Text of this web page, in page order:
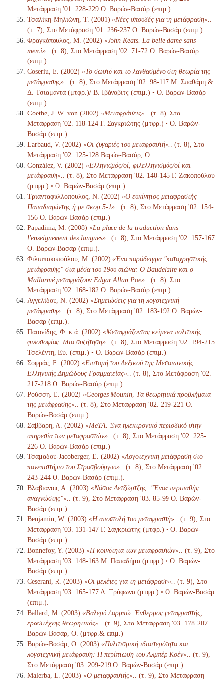
Μετάφραση '01. 228-229 Ο. Βαρών-Βασάρ (επιμ.).
Τσαλίκη-Μηλιώνη, Τ. (2001) «Νέες σπουδές για τη μετάφραση».
(τ. 7), Στο Μετάφραση '01. 236-237 Ο. Βαρών-Βασάρ (επιμ.).
Φραγκόπουλος, Μ. (2002) «John Keats. La belle dame sans
merci».
. (τ. 8), Στο Μετάφραση '02. 71-72 Ο. Βαρών-Βασάρ
(επιμ.).
Coseriu, E. (2002) «Το σωστό και το λανθασμένο στη θεωρία της
μετάφρασης».
. (τ. 8), Στο Μετάφραση '02. 98-117 Μ. Σπαθάρη &
Δ. Τσιαμαντά (μτφρ.)/ Β. Ιβάνοβιτς (επιμ.) • Ο. Βαρών-Βασάρ
(επιμ.).
Goethe, J. W. von (2002) «Μεταφράσεις».
. (τ. 8), Στο
Μετάφραση '02. 118-124 Γ. Σαγκριώτης (μτφρ.) • Ο. Βαρών-
Βασάρ (επιμ.).
Larbaud, V. (2002) «Οι ζυγαριές του μεταφραστή».
. (τ. 8), Στο
Μετάφραση '02. 125-128 Βαρών-Βασάρ, Ο.
González, V. (2002) «Ελληνισμός/οί, φιλελληνισμός/οί και
μετάφραση».
. (τ. 8), Στο Μετάφραση '02. 140-145 Γ. Ζακοπούλου
(μτφρ.) • Ο. Βαρών-Βασάρ (επιμ.).
Τριανταφυλλόπουλος, Ν. (2002) «Ο ευκίνητος μεταφραστής
Παπαδιαμάντης ή με σκορ 5-1».
. (τ. 8), Στο Μετάφραση '02. 154-
156 Ο. Βαρών-Βασάρ (επιμ.).
Papadima, M. (2008) «La place de la traduction dans
l'enseignement des langues».
. (τ. 8), Στο Μετάφραση '02. 157-167
Ο. Βαρών-Βασάρ (επιμ.).
Φιλιππακοπούλου, Μ. (2002) «Ένα παράδειγμα "καταχρηστικής
μετάφρασης" στα μέσα του 19ου αιώνα: Ο Baudelaire και ο
Mallarmé μεταφράζουν Edgar Allan Poe».
. (τ. 8), Στο
Μετάφραση '02. 168-182 Ο. Βαρών-Βασάρ (επιμ.).
Αγγελίδου, Ν. (2002) «Σημειώσεις για τη λογοτεχνική
μετάφραση».
. (τ. 8), Στο Μετάφραση '02. 183-192 Ο. Βαρών-
Βασάρ (επιμ.).
Παιονίδης, Φ. κ.ά. (2002) «Μεταφράζοντας κείμενα πολιτικής
φιλοσοφίας. Μια συζήτηση».
. (τ. 8), Στο Μετάφραση '02. 194-215
Τσελέντη, Ευ. (επιμ.) • Ο. Βαρών-Βασάρ (επιμ.).
Σοφράς, Ε. (2002) «Επιτομή του Λεξικού της Μεσαιωνικής
Ελληνικής Δημώδους Γραμματείας».
. (τ. 8), Στο Μετάφραση '02.
217-218 Ο. Βαρών-Βασάρ (επιμ.).
Ρούσση, Ε. (2002) «Georges Mounin, Tα θεωρητικά προβλήματα
της μετάφρασης».
. (τ. 8), Στο Μετάφραση '02. 219-221 Ο.
Βαρών-Βασάρ (επιμ.).
Σάββαρη, Α. (2002) «MeTA. Ένα ηλεκτρονικό περιοδικό στην
υπηρεσία των μεταφραστών».
. (τ. 8), Στο Μετάφραση '02. 225-
226 Ο. Βαρών-Βασάρ (επιμ.).
Τσαμαδού-Jacoberger, Ε. (2002) «Λογοτεχνική μετάφραση στο
πανεπιστήμιο του Στρασβούργου».
. (τ. 8), Στο Μετάφραση '02.
243-244 Ο. Βαρών-Βασάρ (επιμ.).
Βλαβιανού, Α. (2003) «Νάσος Δετζώρτζης: "Ένας περιπαθής
αναγνώστης"».
. (τ. 9), Στο Μετάφραση '03. 85-99 Ο. Βαρών-
Βασάρ (επιμ.).
Benjamin, W. (2003) «Η αποστολή του μεταφραστή».
. (τ. 9), Στο
Μετάφραση '03. 131-147 Γ. Σαγκριώτης (μτφρ.) • Ο. Βαρών-
Βασάρ (επιμ.).
Bonnefoy, Y. (2003) «Η κοινότητα των μεταφραστών».
. (τ. 9), Στο
Μετάφραση '03. 148-163 Μ. Παπαδήμα (μτφρ.) • Ο. Βαρών-
Βασάρ (επιμ.).
Ceserani, R. (2003) «Οι μελέτες για τη μετάφραση».
. (τ. 9), Στο
Μετάφραση '03. 165-177 Λ. Τρύφωνα (μτφρ.) • Ο. Βαρών-Βασάρ
(επιμ.).
Ballard, M. (2003) «Βαλερύ Λαρμπώ. Ένθερμος μεταφραστής,
ερασιτέχνης θεωρητικός».
. (τ. 9), Στο Μετάφραση '03. 178-207
Βαρών-Βασάρ, Ο. (μτφρ.& επιμ.)
Βαρών-Βασάρ, Ο. (2003) «Πολιτισμική ιδιαιτερότητα και
λογοτεχνική μετάφραση: Η περίπτωση του Αλμπέρ Κοέν».
. (τ. 9),
Στο Μετάφραση '03. 209-219 Ο. Βαρών-Βασάρ (επιμ.).
Malerba, L. (2003) «Ο μεταφραστής».
. (τ. 9), Στο Μετάφραση